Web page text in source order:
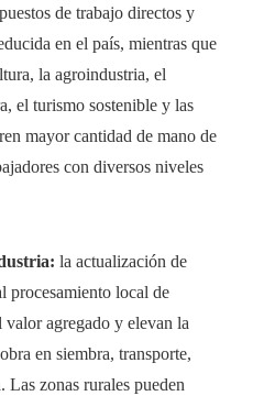
de trabajo directos y
en el país, mientras que
la agroindustria, el
el turismo sostenible y las
mayor cantidad de mano de
con diversos niveles
la actualización de
procesamiento local de
agregado y elevan la
en siembra, transporte,
Las zonas rurales pueden